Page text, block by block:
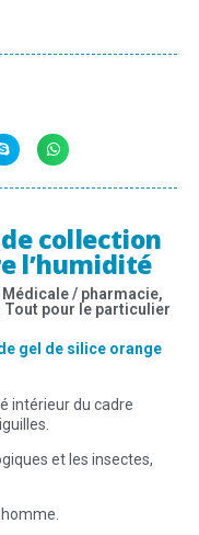
collection
l’humidité
Médicale / pharmacie,
Tout pour le particulier
gel de silice orange
intérieur du cadre
et les insectes,